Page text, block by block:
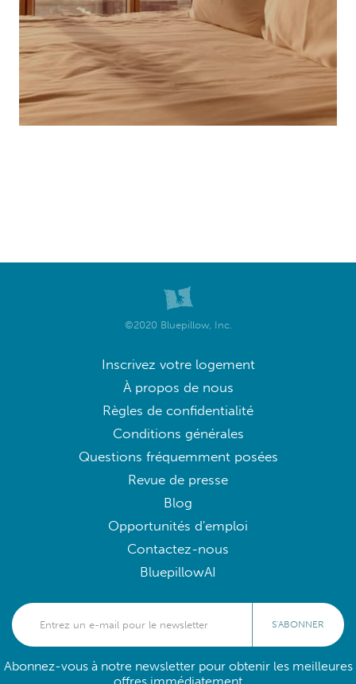
©2020 Bluepillow, Inc.
Inscrivez votre logement
À propos de nous
Règles de confidentialité
Conditions générales
Questions fréquemment posées
Revue de presse
Blog
Opportunités d'emploi
Contactez-nous
BluepillowAI
S'ABONNER
Abonnez-vous à notre newsletter pour obtenir les meilleures
offres immédiatement